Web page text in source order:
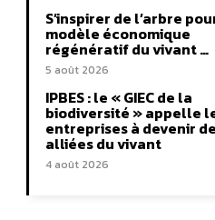
S’inspirer de l’arbre
modèle économique
régénératif du vivant …
5 août 2026
IPBES : le « GIEC de la
biodiversité » appelle
entreprises à devenir
alliées du vivant
4 août 2026